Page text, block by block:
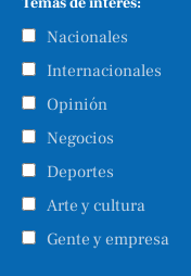
Nacionales
Internacionales
Opinión
Negocios
Deportes
Arte y cultura
Gente y empresa